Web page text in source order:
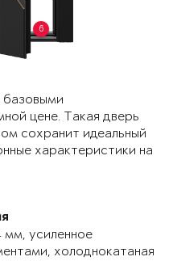
6
базовыми
цене. Такая дверь
сохранит идеальный
характеристики на
мм, усиленное
холоднокатаная